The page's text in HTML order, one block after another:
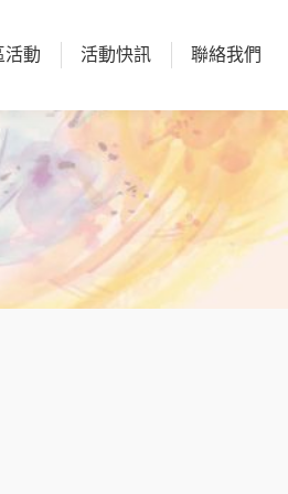
活動 活動快訊 聯絡我們
動 活動快訊 聯絡我們